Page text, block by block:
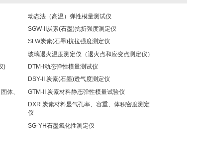
动态法（高温）弹性模量测试仪
SGW-II炭素(石墨)抗折强度测定仪
SLW炭素(石墨)抗拉强度测定仪
玻璃退火温度测定仪（退火点和应变点测定仪）
)
DTM-I动态弹性模量测试仪
DSY-II 炭素(石墨)透气度测定仪
体、
GTM-II 炭素材料静态弹性模量试验仪
DXR 炭素材料显气孔率、容重、体积密度测定
仪
SG-YH石墨氧化性测定仪